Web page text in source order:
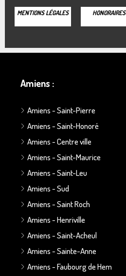
MENTIONS LÉGALES HONORAIRES
Amiens :
Amiens - Saint-Pierre
Amiens - Saint-Honoré
Amiens - Centre ville
Amiens - Saint-Maurice
Amiens - Saint-Leu
Amiens - Sud
Amiens - Saint Roch
Amiens - Henriville
Amiens - Saint-Acheul
Amiens - Sainte-Anne
Amiens - Faubourg de Hem